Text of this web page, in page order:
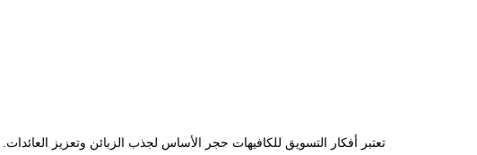
تعتبر أفكار التسويق للكافيهات حجر الأساس لجذب الزبائن وتعزيز